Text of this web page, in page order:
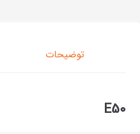
توضیحات
E50